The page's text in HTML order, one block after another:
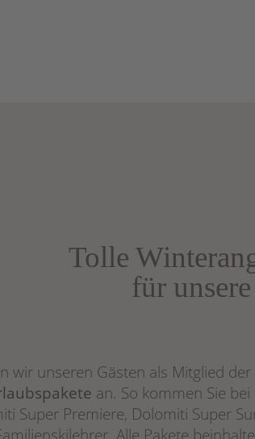
Tolle
für
wir unseren Gästen als Mitglied der
an. So kommen Sie
Super Premiere, Dolomiti Super